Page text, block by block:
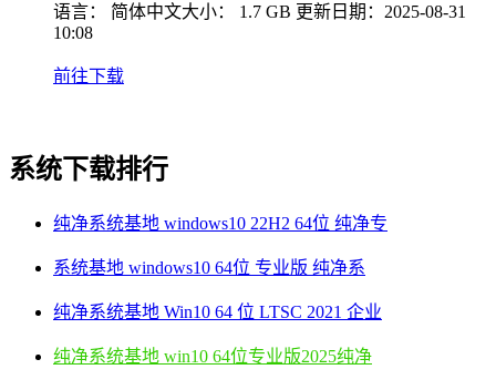
语言： 简体中文大小： 1.7 GB 更新日期： 2025-08-31
10:08
前往下载
系统下载排行
纯净系统基地 windows10 22H2 64位 纯净专
系统基地 windows10 64位 专业版 纯净系
纯净系统基地 Win10 64 位 LTSC 2021 企业
纯净系统基地 win10 64位专业版2025纯净